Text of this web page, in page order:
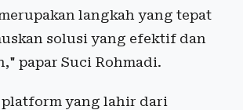
langkah yang tepat
solusi yang efektif dan
papar Suci Rohmadi.
yang lahir dari